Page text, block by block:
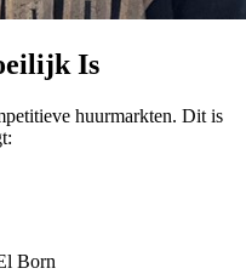
Is
huurmarkten. Dit is
Born